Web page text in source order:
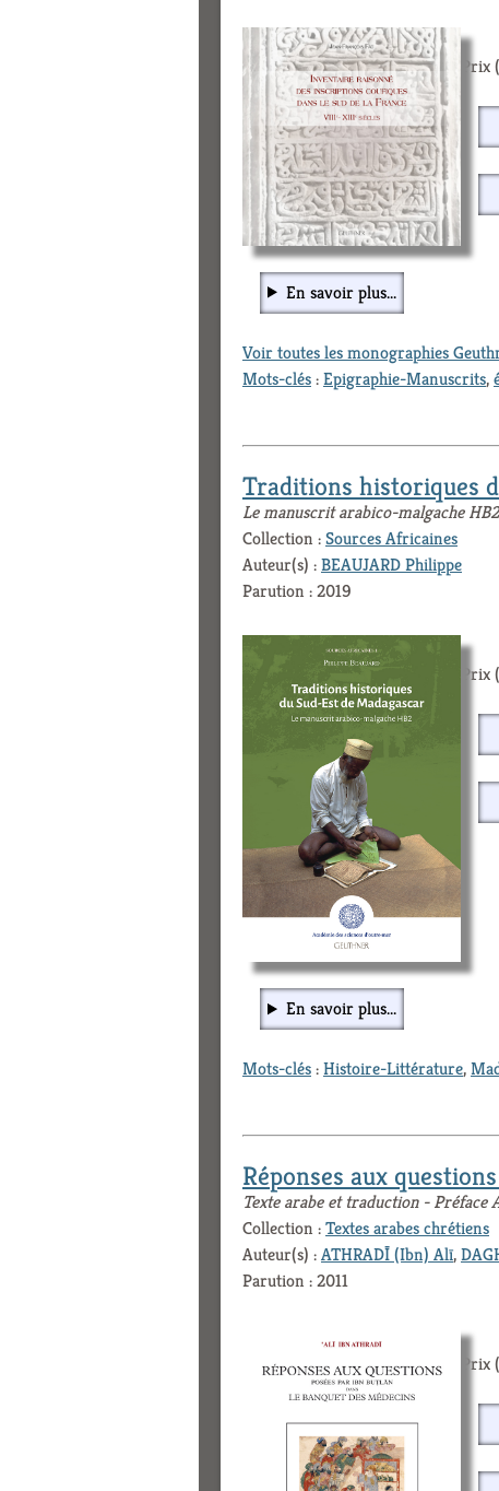
Prix
En savoir plus...
Voir toutes les monographies
Mots-clés:Epigraphie-Manuscrits,
Traditions historiques
Le manuscrit arabico-malgache HB2
Collection :Sources Africaines
Auteur(s) :BEAUJARD Philippe
Parution : 2019
Prix
En savoir plus...
Mots-clés:Histoire-Littérature,
Réponses aux
Texte arabe et traduction - Préface
Collection :Textes arabes chrétiens
Auteur(s) :ATHRADĪ (Ibn) Alī,
Parution : 2011
Prix